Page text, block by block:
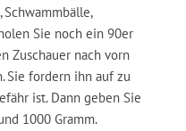
Sie noch ein 90er
Zuschauer nach vorn
Sie fordern ihn auf zu
ist. Dann geben Sie
1000 Gramm.